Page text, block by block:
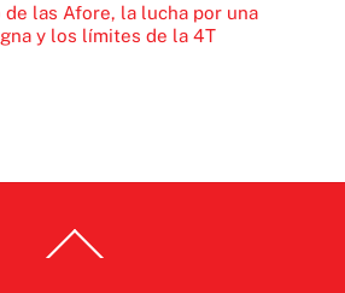
de las Afore, la lucha por una
y los límites de la 4T
To